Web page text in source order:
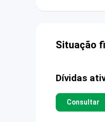
Situação
Dívidas
Consultar